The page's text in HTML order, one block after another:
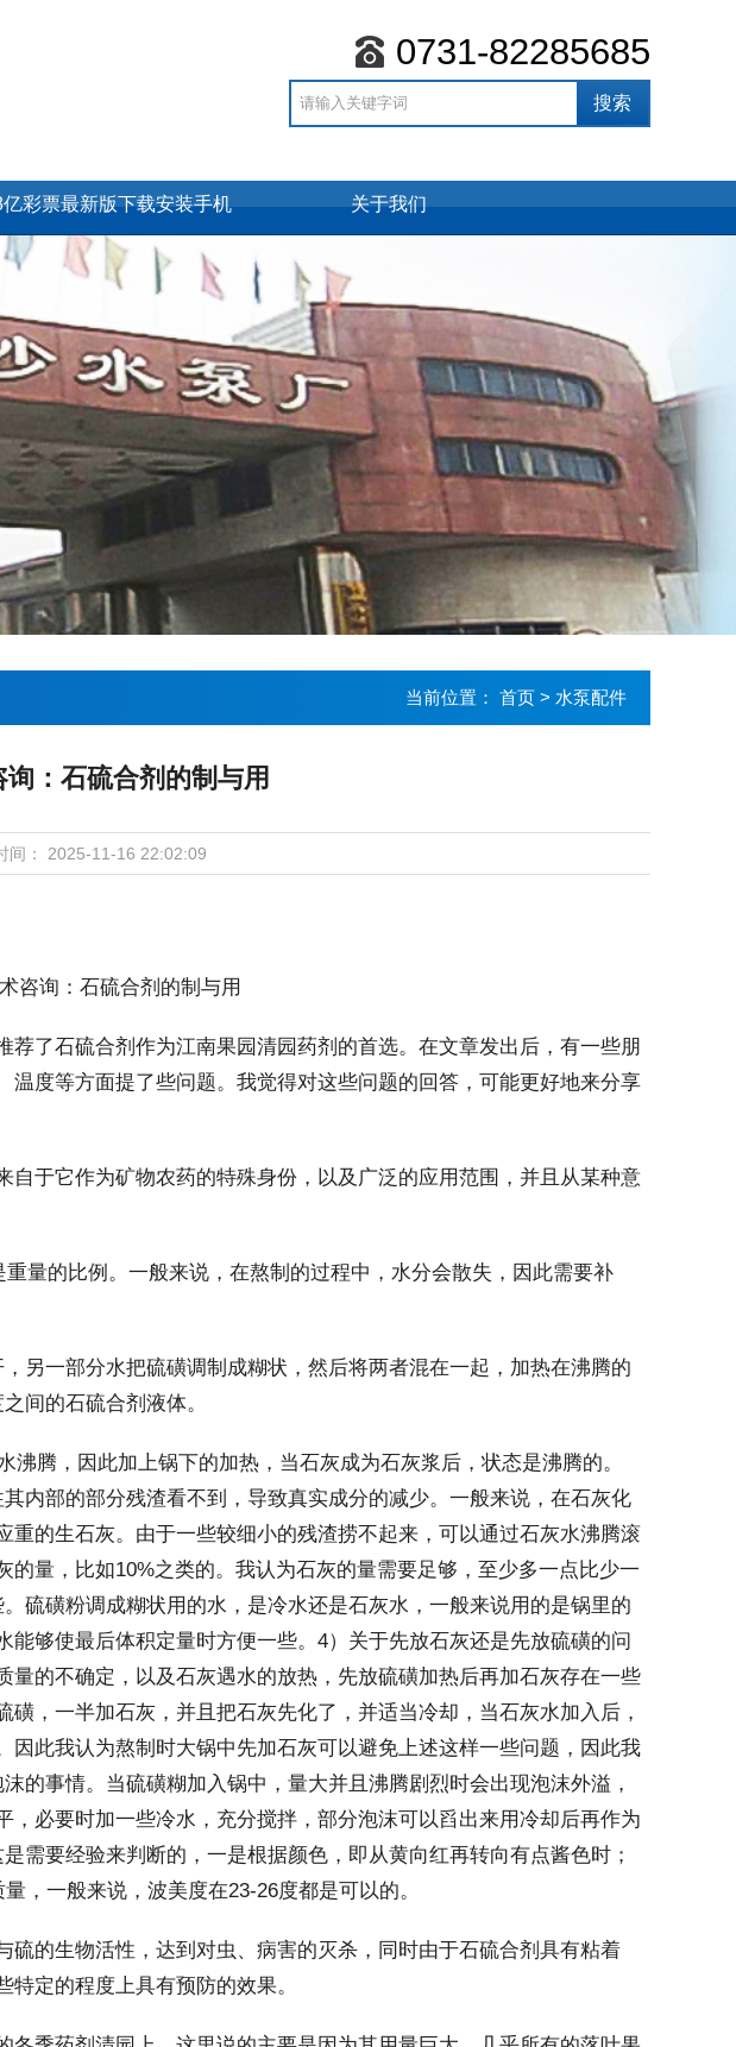
0731-82285685
亿彩票最新版下载安装手机 关于我们
当前位置： 首页 > 水泵配件
询：石硫合剂的制与用
间： 2025-11-16 22:02:09
了石硫合剂作为江南果园清园药剂的首选。在文章发出后，有一些朋
度等方面提了些问题。我觉得对这些问题的回答，可能更好地来分享
于它作为矿物农药的特殊身份，以及广泛的应用范围，并且从某种意
的比例。一般来说，在熬制的过程中，水分会散失，因此需要补
一部分水把硫磺调制成糊状，然后将两者混在一起，加热在沸腾的
间的石硫合剂液体。
腾，因此加上锅下的加热，当石灰成为石灰浆后，状态是沸腾的。
内部的部分残渣看不到，导致真实成分的减少。一般来说，在石灰化
的生石灰。由于一些较细小的残渣捞不起来，可以通过石灰水沸腾滚
量，比如10%之类的。我认为石灰的量需要足够，至少多一点比少一
硫磺粉调成糊状用的水，是冷水还是石灰水，一般来说用的是锅里的
够使最后体积定量时方便一些。4）关于先放石灰还是先放硫磺的问
量的不确定，以及石灰遇水的放热，先放硫磺加热后再加石灰存在一些
，一半加石灰，并且把石灰先化了，并适当冷却，当石灰水加入后，
此我认为熬制时大锅中先加石灰可以避免上述这样一些问题，因此我
的事情。当硫磺糊加入锅中，量大并且沸腾剧烈时会出现泡沫外溢，
必要时加一些冷水，充分搅拌，部分泡沫可以舀出来用冷却后再作为
需要经验来判断的，一是根据颜色，即从黄向红再转向有点酱色时；
，一般来说，波美度在23-26度都是可以的。
的生物活性，达到对虫、病害的灭杀，同时由于石硫合剂具有粘着
定的程度上具有预防的效果。